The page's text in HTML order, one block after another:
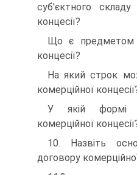
суб'єктного складу
концесії?
Що є предметом
концесії?
На який строк
комерційної
У якій формі
комерційної
10. Назвіть
договору